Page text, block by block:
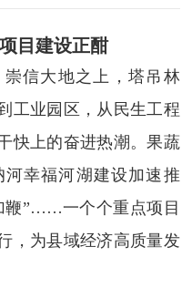
目建设正酣
信大地之上，塔吊林
工业园区，从民生工程
快上的奋进热潮。果蔬
幸福河湖建设加速推
鞭”……一个个重点项目
，为县域经济高质量发